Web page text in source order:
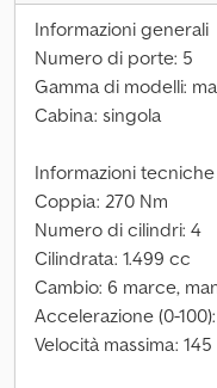
Informazioni generali
Numero di porte: 5
Gamma di modelli:
Cabina: singola
Informazioni tecniche
Coppia: 270 Nm
Numero di cilindri: 4
Cilindrata: 1.499 cc
Cambio: 6 marce,
Accelerazione (0-
Velocità massima: